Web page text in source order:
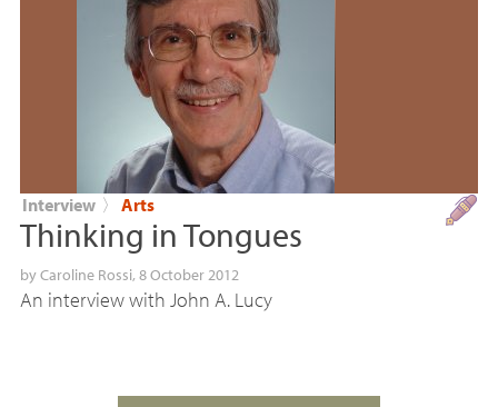
Interview 〉 Arts
Thinking in Tongues
byCaroline Rossi, 8 October 2012
An interview with John A. Lucy